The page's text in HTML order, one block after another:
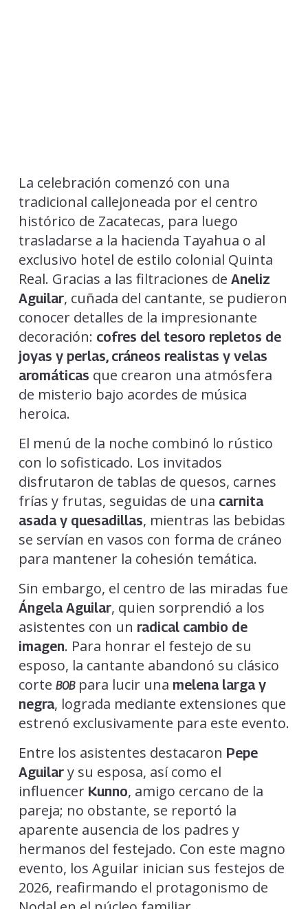
La celebración comenzó con una
tradicional callejoneada por el centro
histórico de Zacatecas, para luego
trasladarse a la hacienda Tayahua o al
exclusivo hotel de estilo colonial Quinta
Real. Gracias a las filtraciones de Aneliz
Aguilar, cuñada del cantante, se pudieron
conocer detalles de la impresionante
decoración: cofres del tesoro repletos de
joyas y perlas, cráneos realistas y velas
aromáticas que crearon una atmósfera
de misterio bajo acordes de música
heroica.
El menú de la noche combinó lo rústico
con lo sofisticado. Los invitados
disfrutaron de tablas de quesos, carnes
frías y frutas, seguidas de una carnita
asada y quesadillas, mientras las bebidas
se servían en vasos con forma de cráneo
para mantener la cohesión temática.
Sin embargo, el centro de las miradas fue
Ángela Aguilar, quien sorprendió a los
asistentes con un radical cambio de
imagen. Para honrar el festejo de su
esposo, la cantante abandonó su clásico
corte BOBpara lucir una melena larga y
negra, lograda mediante extensiones que
estrenó exclusivamente para este evento.
Entre los asistentes destacaron Pepe
Aguilary su esposa, así como el
influencer Kunno, amigo cercano de la
pareja; no obstante, se reportó la
aparente ausencia de los padres y
hermanos del festejado. Con este magno
evento, los Aguilar inician sus festejos de
2026, reafirmando el protagonismo de